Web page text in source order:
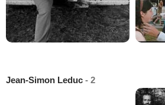
Jean-Simon Leduc - 2